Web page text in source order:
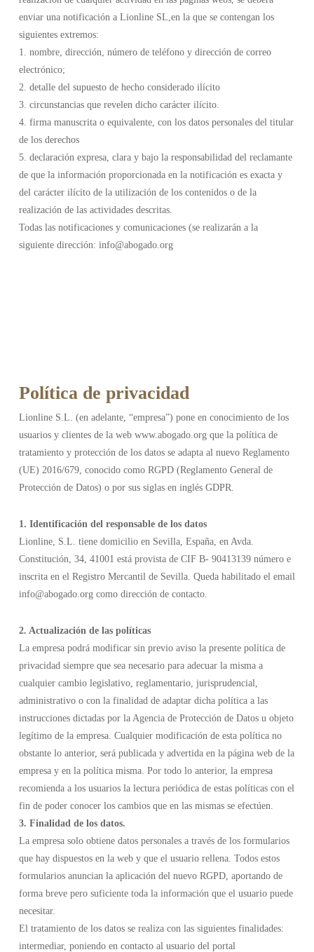
enviar una notificación a Lionline SL,en la que se contengan los
siguientes extremos:
1. nombre, dirección, número de teléfono y dirección de correo
electrónico;
2. detalle del supuesto de hecho considerado ilícito
3. circunstancias que revelen dicho carácter ilícito.
4. firma manuscrita o equivalente, con los datos personales del titular
de los derechos
5. declaración expresa, clara y bajo la responsabilidad del reclamante
de que la información proporcionada en la notificación es exacta y
del carácter ilícito de la utilización de los contenidos o de la
realización de las actividades descritas.
Todas las notificaciones y comunicaciones (se realizarán a la
siguiente dirección: info@abogado.org
Política de privacidad
Lionline S.L. (en adelante, “empresa”) pone en conocimiento de los
usuarios y clientes de la web www.abogado.org que la política de
tratamiento y protección de los datos se adapta al nuevo Reglamento
(UE) 2016/679, conocido como RGPD (Reglamento General de
Protección de Datos) o por sus siglas en inglés GDPR.
1. Identificación del responsable de los datos
Lionline, S.L. tiene domicilio en Sevilla, España, en Avda.
Constitución, 34, 41001 está provista de CIF B- 90413139 número e
inscrita en el Registro Mercantil de Sevilla. Queda habilitado el email
info@abogado.org como dirección de contacto.
2. Actualización de las políticas
La empresa podrá modificar sin previo aviso la presente política de
privacidad siempre que sea necesario para adecuar la misma a
cualquier cambio legislativo, reglamentario, jurisprudencial,
administrativo o con la finalidad de adaptar dicha política a las
instrucciones dictadas por la Agencia de Protección de Datos u objeto
legítimo de la empresa. Cualquier modificación de esta política no
obstante lo anterior, será publicada y advertida en la página web de la
empresa y en la política misma. Por todo lo anterior, la empresa
recomienda a los usuarios la lectura periódica de estas políticas con el
fin de poder conocer los cambios que en las mismas se efectúen.
3. Finalidad de los datos.
La empresa solo obtiene datos personales a través de los formularios
que hay dispuestos en la web y que el usuario rellena. Todos estos
formularios anuncian la aplicación del nuevo RGPD, aportando de
forma breve pero suficiente toda la información que el usuario puede
necesitar.
El tratamiento de los datos se realiza con las siguientes finalidades:
intermediar, poniendo en contacto al usuario del portal